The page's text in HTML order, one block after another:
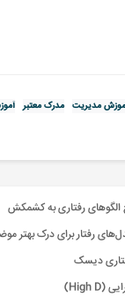
مدیریت مدرک معتبر
الگوهای رفتاری به كشمكش
رفتار برای درک بهتر
دیسک